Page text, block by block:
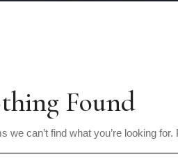
Found
we can’t find what you’re looking